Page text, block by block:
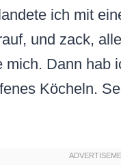
ich mit
und zack,
Dann hab
Köcheln.